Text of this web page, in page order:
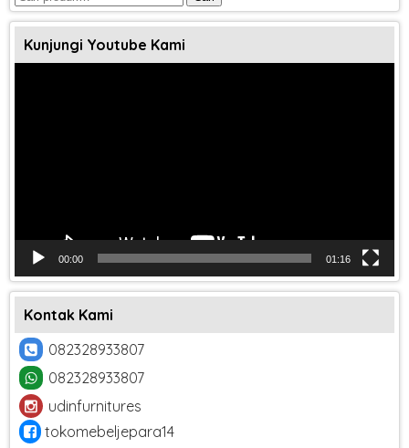
untuk:
Kunjungi Youtube Kami
00:00 01:16
Kontak Kami
082328933807
082328933807
udinfurnitures
tokomebeljepara14